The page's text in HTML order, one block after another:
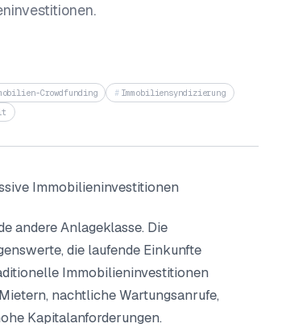
Crowdfunding
Immobiliensyndizierung
Immobilieninvestitionen
andere Anlageklasse. Die
die laufende Einkunfte
Immobilieninvestitionen
nachtliche Wartungsanrufe,
Kapitalanforderungen.